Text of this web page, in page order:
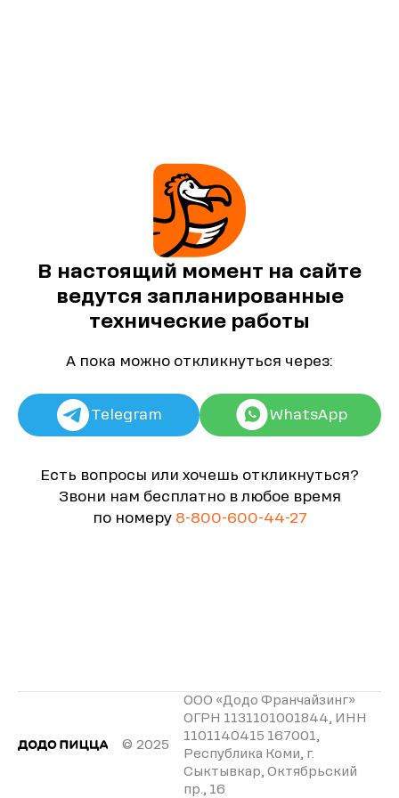
В настоящий момент на сайте
ведутся запланированные
технические работы
А пока можно откликнуться через:
Telegram WhatsApp
Есть вопросы или хочешь откликнуться?
Звони нам бесплатно в любое время
по номеру 8-800-600-44-27
© 2025
ООО «Додо Франчайзинг»
ОГРН 1131101001844, ИНН
1101140415 167001,
Республика Коми, г.
Сыктывкар, Октябрьский
пр., 16